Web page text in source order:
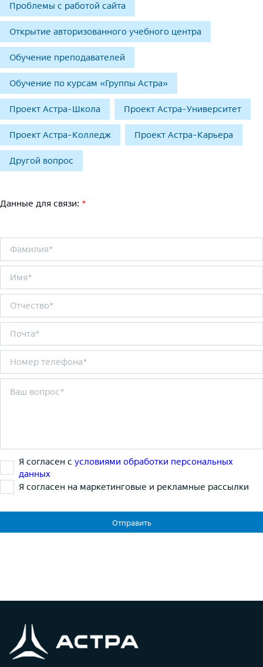
Проблемы с работой сайта
Открытие авторизованного учебного центра
Обучение преподавателей
Обучение по курсам «Группы Астра»
Проект Астра-Школа Проект Астра-Университет
Проект Астра-Колледж Проект Астра-Карьера
Другой вопрос
Данные для связи: *
Я согласен с условиями обработки персональных
данных
Я согласен на маркетинговые и рекламные рассылки
Отправить